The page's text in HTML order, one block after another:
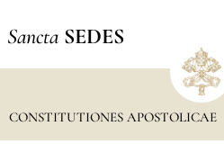
Sancta SEDES
CONSTITUTIONES APOSTOLICAE